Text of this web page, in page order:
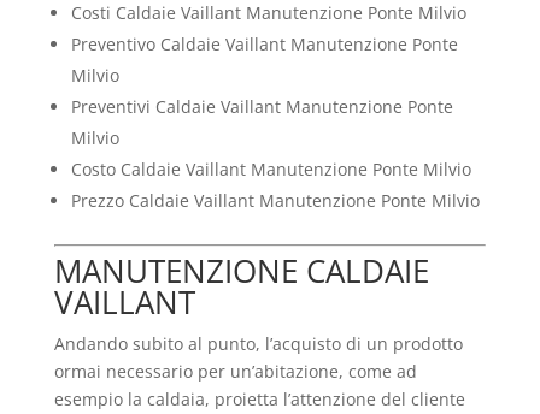
Costi Caldaie Vaillant Manutenzione Ponte Milvio
Preventivo Caldaie Vaillant Manutenzione Ponte
Milvio
Preventivi Caldaie Vaillant Manutenzione Ponte
Milvio
Costo Caldaie Vaillant Manutenzione Ponte Milvio
Prezzo Caldaie Vaillant Manutenzione Ponte Milvio
MANUTENZIONE CALDAIE
VAILLANT
Andando subito al punto, l’acquisto di un prodotto
ormai necessario per un’abitazione, come ad
esempio la caldaia, proietta l’attenzione del cliente